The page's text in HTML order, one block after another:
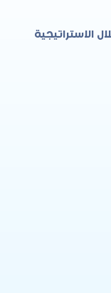
الاستراتيجية